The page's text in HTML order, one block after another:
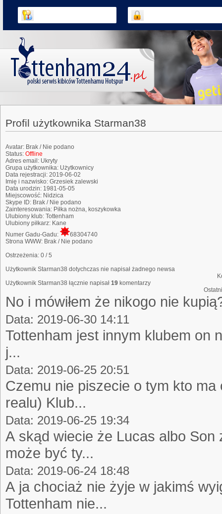
Profil użytkownika Starman38
Avatar: Brak / Nie podano
Status: Offline
Adres email: Ukryty
Grupa użytkownika: Użytkownicy
Data rejestracji: 2019-06-02
Imię i nazwisko: Grzesiek zalewski
Data urodzin: 1981-05-05
Miejscowość: Nidzica
Skype ID: Brak / Nie podano
Zainteresowania: Piłka nożna, koszykowka
Ulubiony klub: Tottenham
Ulubiony piłkarz: Kane
Numer Gadu-Gadu:
68304740
Strona WWW: Brak / Nie podano
Ostrzeżenia: 0 / 5
Użytkownik Starman38 dotychczas nie napisał żadnego newsa
Użytkownik Starman38 łącznie napisał 19 komentarzy
No i mówiłem że nikogo nie
Data: 2019-06-30 14:11
Tottenham jest innym klubem on
j...
Data: 2019-06-25 20:51
Czemu nie piszecie o tym kto
realu) Klub...
Data: 2019-06-25 19:34
A skąd wiecie że Lucas albo Son
może być ty...
Data: 2019-06-24 18:48
A ja chociaż nie żyje w jakimś
Tottenham nie...